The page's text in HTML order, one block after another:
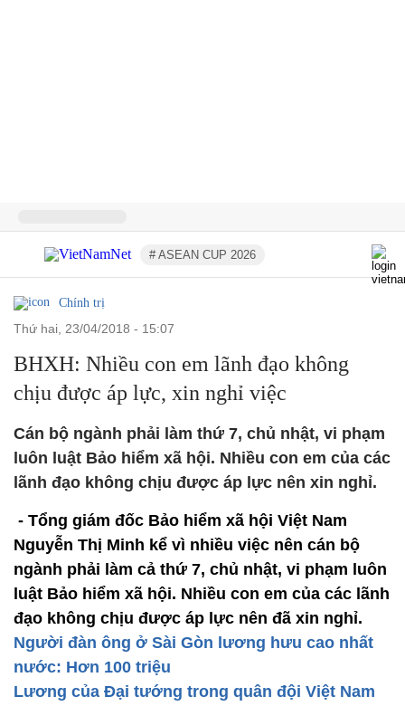
# ASEAN CUP 2026
Chính trị
thứ hai, 23/04/2018 - 15:07
BHXH: Nhiều con em lãnh đạo không
chịu được áp lực, xin nghỉ việc
Cán bộ ngành phải làm thứ 7, chủ nhật, vi phạm
luôn luật Bảo hiểm xã hội. Nhiều con em của các
lãnh đạo không chịu được áp lực nên xin nghỉ.
- Tổng giám đốc Bảo hiểm xã hội Việt Nam
Nguyễn Thị Minh kể vì nhiều việc nên cán bộ
ngành phải làm cả thứ 7, chủ nhật, vi phạm luôn
luật Bảo hiểm xã hội. Nhiều con em của các lãnh
đạo không chịu được áp lực nên đã xin nghỉ.
Người đàn ông ở Sài Gòn lương hưu cao nhất
nước: Hơn 100 triệu
Lương của Đại tướng trong quân đội Việt Nam